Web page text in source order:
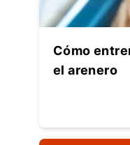
Cómo
el arenero